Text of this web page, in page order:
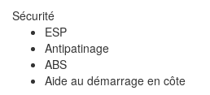
Sécurité
ESP
Antipatinage
ABS
Aide au démarrage en côte